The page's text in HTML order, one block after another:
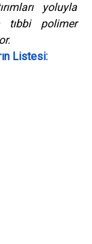
yoluyla
tıbbi polimer
Listesi: